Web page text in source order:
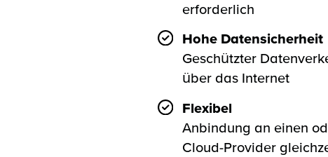
erforderlich
Hohe Datensicherheit
Geschützter
über das Internet
Flexibel
Anbindung an einen
Cloud-Provider